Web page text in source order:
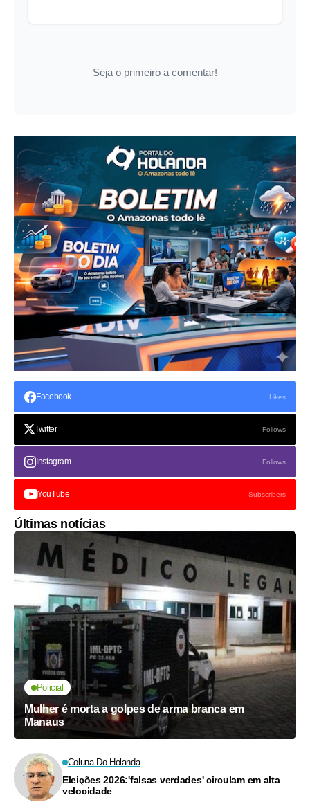
Seja o primeiro a comentar!
Facebook Likes
Twitter Follows
Instagram Follows
YouTube Subscribers
Últimas notícias
Policial
Mulher é morta a golpes de arma branca em
Manaus
Coluna Do Holanda
Eleições 2026:'falsas verdades' circulam em alta
velocidade